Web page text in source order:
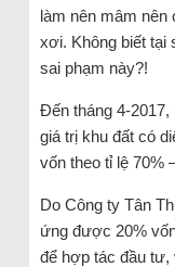
làm nên mâm nên
xơi. Không biết tại
sai phạm này?!
Đến tháng 4-2017,
giá trị khu đất có
vốn theo tỉ lệ 70%
Do Công ty Tân
ứng được 20%
để hợp tác đầu